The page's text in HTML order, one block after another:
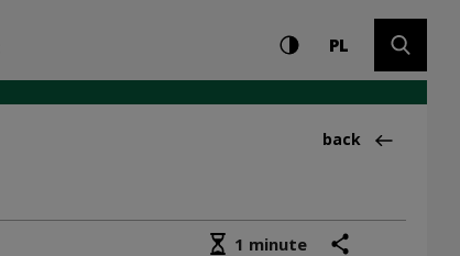
Settings and search
High contrast
PLCHANGE
Back
back
Średni czas czytania
1 minute